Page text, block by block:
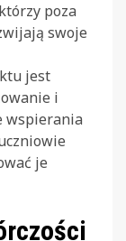
poza
swoje
jest
i
wspierania
je